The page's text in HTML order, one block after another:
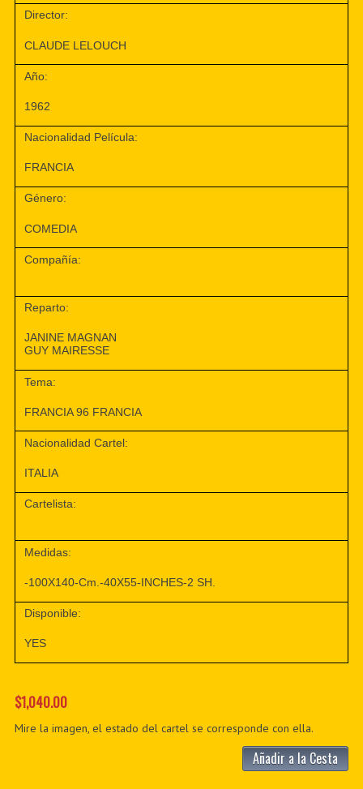
Director:
CLAUDE LELOUCH
Año:
1962
Nacionalidad Película:
FRANCIA
Género:
COMEDIA
Compañía:
Reparto:
JANINE MAGNAN
GUY MAIRESSE
Tema:
FRANCIA 96 FRANCIA
Nacionalidad Cartel:
ITALIA
Cartelista:
Medidas:
-100X140-Cm.-40X55-INCHES-2 SH.
Disponible:
YES
$1,040.00
Mire la imagen, el estado del cartel se corresponde con ella.
Añadir a la Cesta